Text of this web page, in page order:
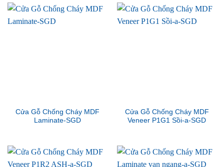
Cửa Gỗ Chống Cháy MDF
Laminate-SGD
Cửa Gỗ Chống Cháy MDF
Veneer P1G1 Sồi-a-SGD